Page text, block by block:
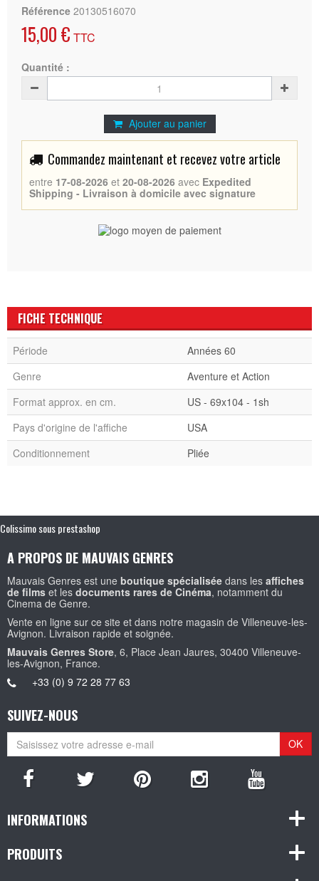
Référence 20130516070
15,00 € TTC
Quantité :
Ajouter au panier
Commandez maintenant et recevez votre article
entre 17-08-2026 et 20-08-2026 avec Expedited
Shipping - Livraison à domicile avec signature
FICHE TECHNIQUE
Période
Années 60
Genre
Aventure et Action
Format approx. en cm.
US - 69x104 - 1sh
Pays d'origine de l'affiche
USA
Conditionnement
Pliée
Colissimo sous prestashop
A PROPOS DE MAUVAIS GENRES
Mauvais Genres est une boutique spécialisée dans les affiches
de films et les documents rares de Cinéma, notamment du
Cinema de Genre.
Vente en ligne sur ce site et dans notre magasin de Villeneuve-les-
Avignon. Livraison rapide et soignée.
Mauvais Genres Store, 6, Place Jean Jaures, 30400 Villeneuve-
les-Avignon, France.
+33 (0) 9 72 28 77 63
SUIVEZ-NOUS
OK
INFORMATIONS
PRODUITS